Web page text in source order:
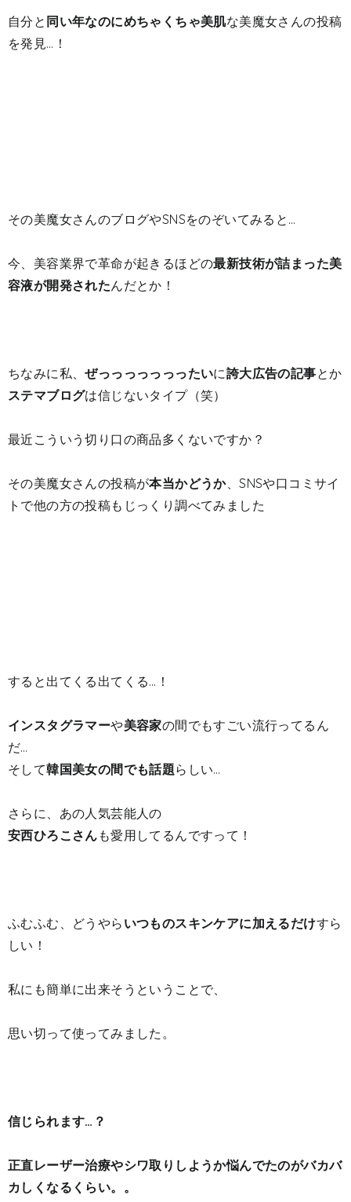
自分と 同い年なのにめちゃくちゃ美肌な美魔女さんの投稿
を発見…！
その美魔女さんのブログやSNSをのぞいてみると…
今、美容業界で革命が起きるほどの最新技術が詰まった美
容液が開発されたんだとか！
ちなみに私、ぜっっっっっっったいに誇大広告の記事とか
ステマブログは信じないタイプ（笑）
最近こういう切り口の商品多くないですか？
その美魔女さんの投稿が本当かどうか、SNSや口コミサイ
トで他の方の投稿もじっくり調べてみました
すると出てくる出てくる…！
インスタグラマーや美容家の間でもすごい流行ってるん
だ…
そして韓国美女の間でも話題らしい…
さらに、あの人気芸能人の
安西ひろこさん も愛用してるんですって！
ふむふむ、どうやら いつものスキンケアに加えるだけすら
しい！
私にも簡単に出来そうということで、
思い切って使ってみました。
信じられます…？
正直レーザー治療やシワ取りしようか悩んでたのがバカバ
カしくなるくらい。。